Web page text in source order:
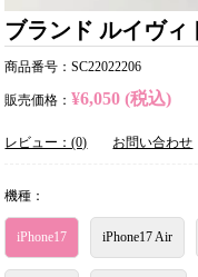
ブランド ルイヴィ
商品番号：SC22022206
販売価格： ¥6,050 (税込)
レビュー：(0) お問い合わせ
機種：
iPhone17 iPhone17 Air